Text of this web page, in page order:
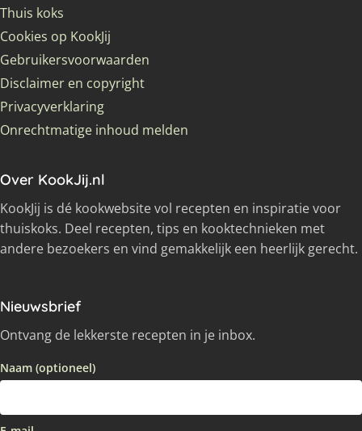
Thuis koks
Cookies op KookJij
Gebruikersvoorwaarden
Disclaimer en copyright
Privacyverklaring
Onrechtmatige inhoud melden
Over KookJij.nl
KookJij is dé kookwebsite vol recepten en inspiratie voor
thuiskoks. Deel recepten, tips en kooktechnieken met
andere bezoekers en vind gemakkelijk een heerlijk gerecht.
Nieuwsbrief
Ontvang de lekkerste recepten in je inbox.
Naam (optioneel)